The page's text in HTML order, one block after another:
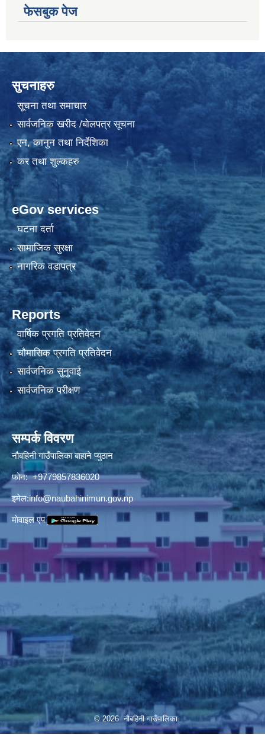
फेसबुक पेज
सुचनाहरु
सूचना तथा समाचार
सार्वजनिक खरीद /बोलपत्र सूचना
एन, कानुन तथा निर्देशिका
कर तथा शुल्कहरु
eGov services
घटना दर्ता
सामाजिक सुरक्षा
नागरिक वडापत्र
Reports
वार्षिक प्रगति प्रतिवेदन
चौमासिक प्रगति प्रतिवेदन
सार्वजनिक सुनुवाई
सार्वजनिक परीक्षण
सम्पर्क विवरण
नौबहिनी गाउँपालिका बाहाने प्युठान
फोन: +9779857836020
इमेल:info@naubahinimun.gov.np
माेवाइल एप
© 2026 नौबहिनी गाउँपालिका